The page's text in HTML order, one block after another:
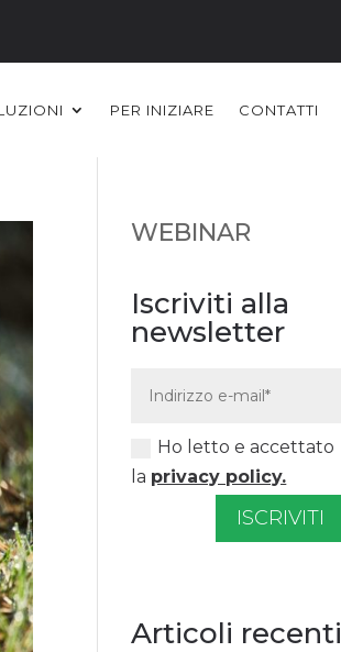
PER INIZIARE CONTATTI
WEBINAR
Iscriviti alla
newsletter
Ho letto e accettato
la privacy policy.
ISCRIVITI
Articoli recenti